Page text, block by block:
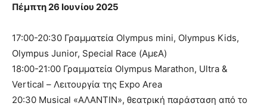
Πέμπτη 26 Ιουνίου 2025
17:00-20:30 Γραμματεία Olympus mini, Olympus Kids,
Olympus Junior, Special Race (ΑμεΑ)
18:00-21:00 Γραμματεία Olympus Marathon, Ultra &
Vertical – Λειτουργία της Expo Area
20:30 Musical «ΑΛΑΝΤΙΝ», θεατρική παράσταση από το